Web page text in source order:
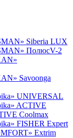
Siberia LUX
ПолюсV-2
Savoonga
UNIVERSAL
ACTIVE
Coolmax
FISHER Expert
Extrim